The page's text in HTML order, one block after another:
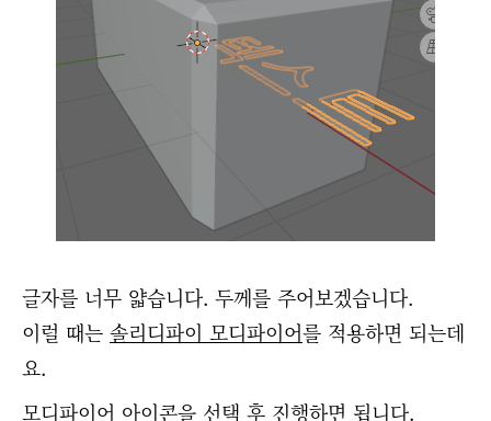
글자를 너무 얇습니다. 두께를 주어보겠습니다.
이럴 때는 솔리디파이 모디파이어를 적용하면 되는데
요.
모디파이어 아이콘을 선택 후 진행하면 됩니다.